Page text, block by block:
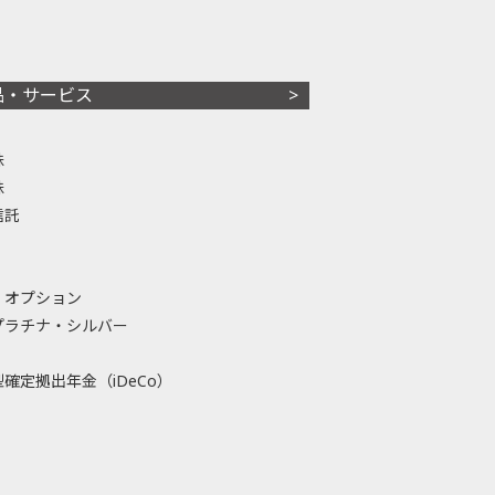
・サービス
託
プション
ラチナ・シルバー
定拠出年金（iDeCo）